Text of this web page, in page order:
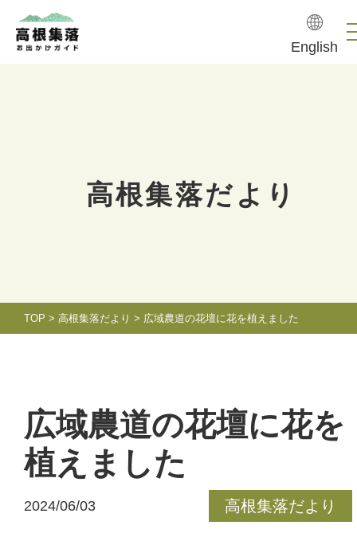
English
高根集落だより
TOP > 高根集落だより > 広域農道の花壇に花を植えました
広域農道の花壇に花を
植えました
2024/06/03 高根集落だより